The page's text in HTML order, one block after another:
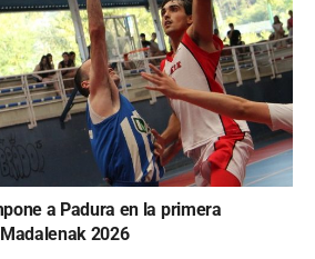
a Padura en la primera
2026